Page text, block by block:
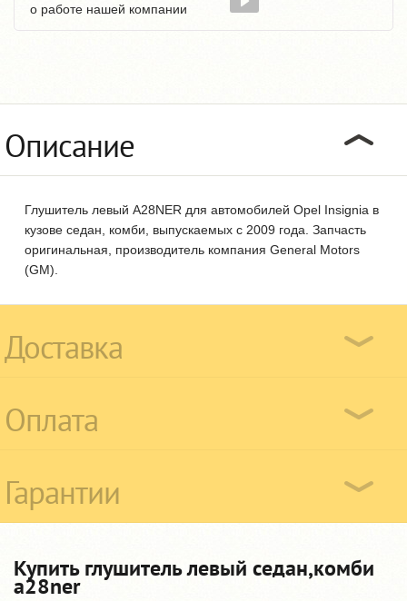
о работе нашей компании
Описание
Глушитель левый A28NER для автомобилей Opel Insignia в
кузове седан, комби, выпускаемых с 2009 года. Запчасть
оригинальная, производитель компания General Motors
(GM).
Доставка
Оплата
Гарантии
Купить глушитель левый седан,комби
a28ner